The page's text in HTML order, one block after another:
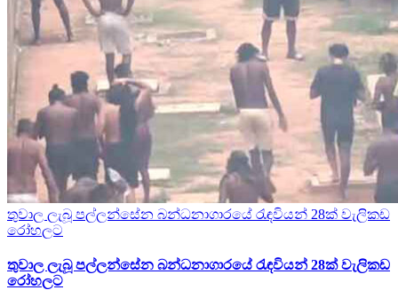
තුවාල ලැබූ පල්ලන්සේන බන්ධනාගාරයේ රැඳවියන් 28ක් වැලිකඩ
රෝහලට
තුවාල ලැබූ පල්ලන්සේන බන්ධනාගාරයේ රැඳවියන් 28ක් වැලිකඩ
රෝහලට